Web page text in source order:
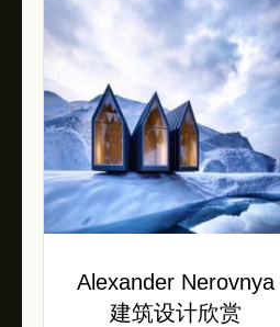
Alexander Nerovnya
建筑设计欣赏